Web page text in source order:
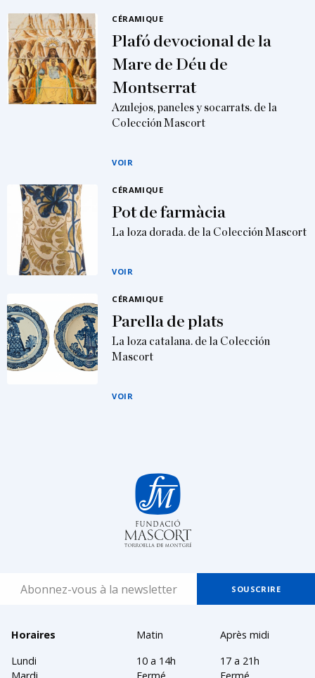
CÉRAMIQUE
Plafó devocional de la
Mare de Déu de
Montserrat
Azulejos, paneles y socarrats. de la
Colección Mascort
VOIR
CÉRAMIQUE
Pot de farmàcia
La loza dorada. de la Colección Mascort
VOIR
CÉRAMIQUE
Parella de plats
La loza catalana. de la Colección
Mascort
VOIR
Horaires Matin
Après midi
Lundi
10 a 14h
17 a 21h